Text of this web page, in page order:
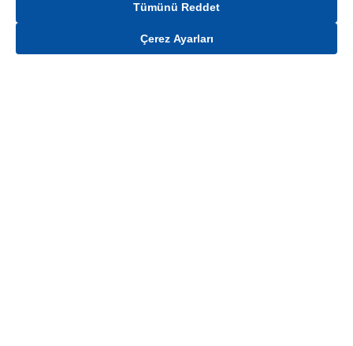
Gelince Haber Ver
Tümünü Reddet
Çerez Ayarları